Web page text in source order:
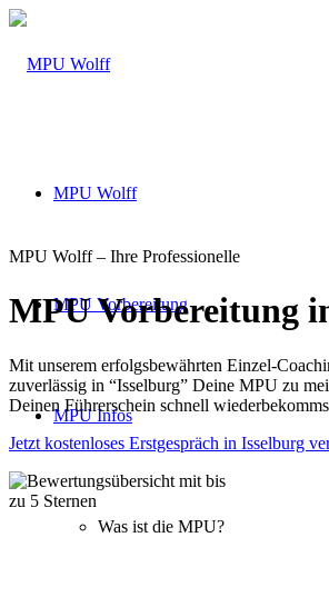
MPU Wolff
MPU Vorbereitung
MPU Infos
Was ist die MPU?
MPU Wolff – Ihre Professionelle
MPU Vorbereitung
Mit unserem erfolgsbewährten Einzel-
zuverlässig in “Isselburg” Deine MPU zu
Deinen Führerschein schnell
Jetzt kostenloses Erstgespräch in Isselburg